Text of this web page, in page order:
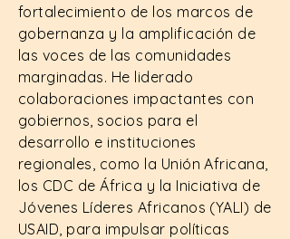
fortalecimiento de los marcos de
gobernanza y la amplificación de
las voces de las comunidades
marginadas. He liderado
colaboraciones impactantes con
gobiernos, socios para el
desarrollo e instituciones
regionales, como la Unión Africana,
los CDC de África y la Iniciativa de
Jóvenes Líderes Africanos (YALI) de
USAID, para impulsar políticas